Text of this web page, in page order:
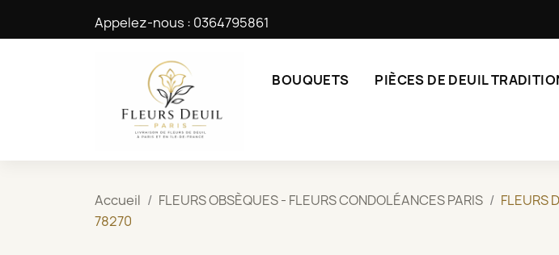
Appelez-nous : 0364795861
BOUQUETS PIÈCES DE DEUIL
Accueil FLEURS OBSÈQUES - FLEURS CONDOLÉANCES PARIS
FLEURS
78270